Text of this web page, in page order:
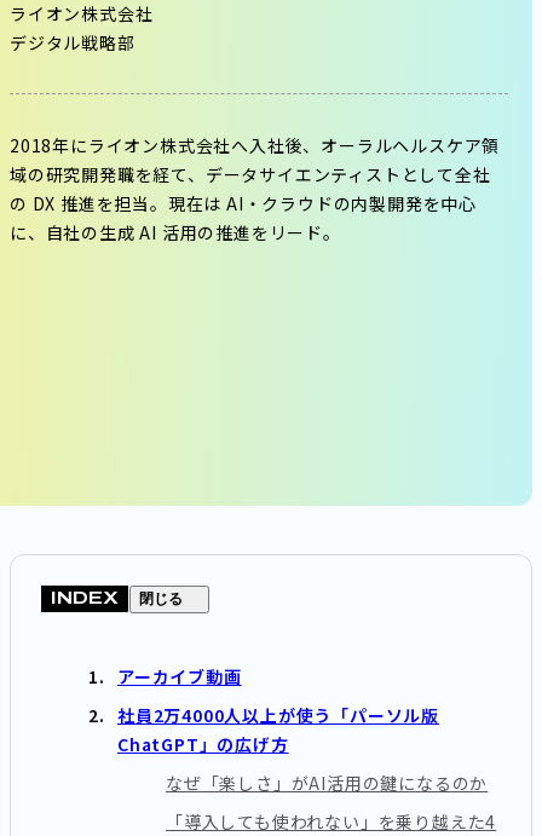
ライオン株式会社
デジタル戦略部
2018年にライオン株式会社へ入社後、オーラルヘルスケア領
域の研究開発職を経て、データサイエンティストとして全社
の DX 推進を担当。現在は AI・クラウドの内製開発を中心
に、自社の生成 AI 活用の推進をリード。
INDEX 閉じる
アーカイブ動画
社員2万4000人以上が使う「パーソル版
ChatGPT」の広げ方
なぜ「楽しさ」がAI活用の鍵になるのか
「導入しても使われない」を乗り越えた4